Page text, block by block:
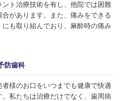
ト治療技術を有し、他院では困難
があります。また、痛みをできる
も取り組んでおり、麻酔時の痛み
防歯科
様のお口をいつまでも健康で快適
私たちは治療だけでなく、歯周病